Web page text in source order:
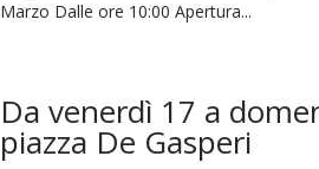
Marzo Dalle ore 10:00 Apertura...
Da venerdì 17 a
piazza De Gasperi